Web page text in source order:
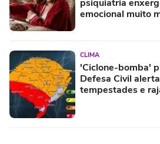
psiquiatria
emocional muito
CLIMA
'Ciclone-bomba'
Defesa Civil
tempestades e